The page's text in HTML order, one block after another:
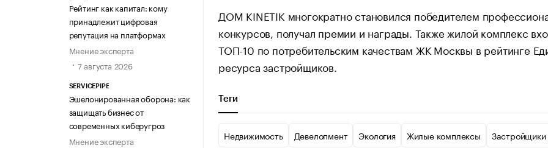
Рейтинг как капитал: кому
принадлежит цифровая
репутация на платформах
Мнение эксперта
7 августа 2026
SERVICEPIPE
Эшелонированная оборона: как
защищать бизнес от
современных киберугроз
Мнение эксперта
ДОМ KINETIK многократно становился победителем
конкурсов, получал премии и награды. Также жилой комплекс
ТОП-10 по потребительским качествам ЖК Москвы в рейтинге
ресурса застройщиков.
Теги
Недвижимость Девелопмент Экология Жилые комплексы Застройщики